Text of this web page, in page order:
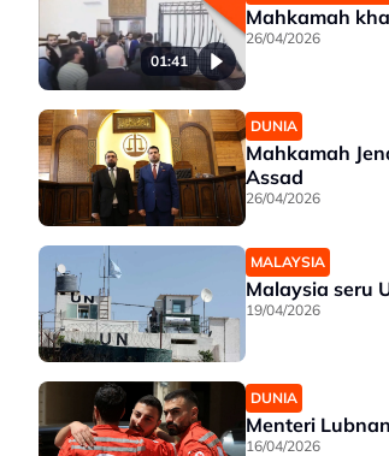
01:41
Mahkamah
26/04/2026
DUNIA
Mahkamah
Assad
26/04/2026
MALAYSIA
Malaysia seru
19/04/2026
DUNIA
Menteri
16/04/2026